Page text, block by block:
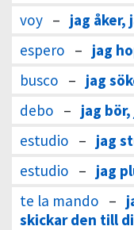
voy – jag åker,
espero – jag
busco – jag
debo – jag
estudio – jag
estudio – jag
te la mando –
skickar den till